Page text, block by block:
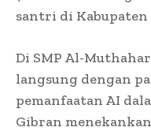
santri di Kabupaten
Di SMP Al-
langsung dengan
pemanfaatan AI
Gibran